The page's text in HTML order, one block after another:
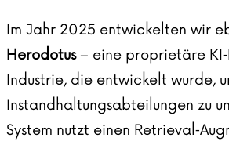
Im Jahr 2025 entwickelten wir
Herodotus– eine proprietäre
Industrie, die entwickelt wurde,
Instandhaltungsabteilungen zu
System nutzt einen